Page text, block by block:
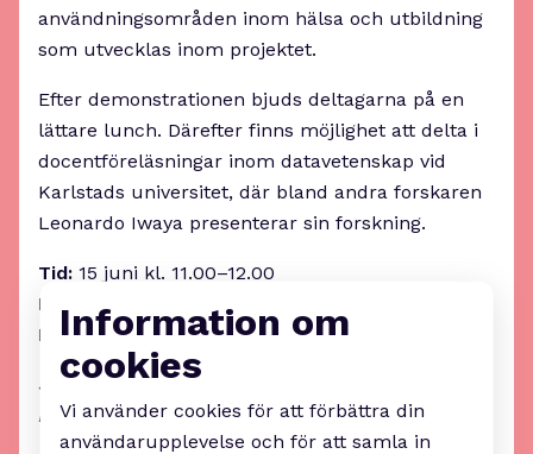
användningsområden inom hälsa och utbildning
som utvecklas inom projektet.
Efter demonstrationen bjuds deltagarna på en
lättare lunch. Därefter finns möjlighet att delta i
docentföreläsningar inom datavetenskap vid
Karlstads universitet, där bland andra forskaren
Leonardo Iwaya presenterar sin forskning.
Tid: 15 juni kl. 11.00–12.00
Plats:
Karlstads universitet
Kostnad:Kostnadsfritt
Seminariet arrangeras inom EU-projektet 6G-
PATH i samarbete med DigitalWell Arena.
Information om
cookies
Vi använder cookies för att förbättra din
användarupplevelse och för att samla in